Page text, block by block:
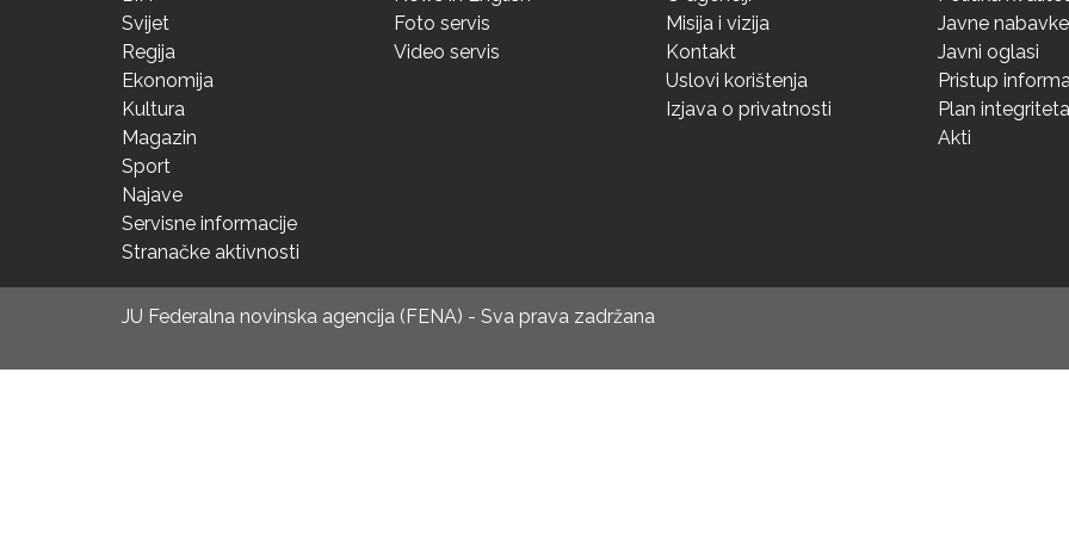
Svijet
Regija
Ekonomija
Kultura
Magazin
Sport
Najave
Servisne informacije
Stranačke aktivnosti
Foto servis
Video servis
Misija i vizija
Kontakt
Uslovi korištenja
Izjava o privatnosti
Javne nabavke
Javni oglasi
Pristup
Plan integriteta
Akti
JU Federalna novinska agencija (FENA) - Sva prava zadržana